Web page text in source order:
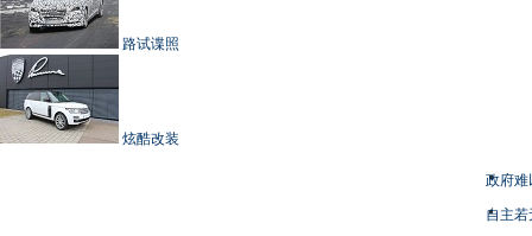
路试谍照
炫酷改装
政府难
自主